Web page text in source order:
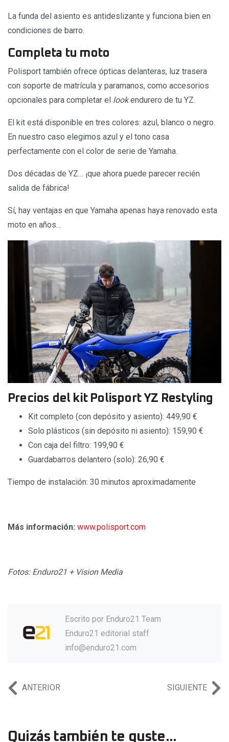
La funda del asiento es antideslizante y funciona bien en
condiciones de barro.
Completa tu moto
Polisport también ofrece ópticas delanteras, luz trasera
con soporte de matrícula y paramanos, como accesorios
opcionales para completar el lookendurero de tu YZ.
El kit está disponible en tres colores: azul, blanco o negro.
En nuestro caso elegimos azul y el tono casa
perfectamente con el color de serie de Yamaha.
Dos décadas de YZ… ¡que ahora puede parecer recién
salida de fábrica!
Sí, hay ventajas en que Yamaha apenas haya renovado esta
moto en años…
Precios del kit Polisport YZ Restyling
Kit completo (con depósito y asiento): 449,90 €
Solo plásticos (sin depósito ni asiento): 159,90 €
Con caja del filtro: 199,90 €
Guardabarros delantero (solo): 26,90 €
Tiempo de instalación: 30 minutos aproximadamente
Más información: www.polisport.com
Fotos: Enduro21 + Vision Media
Escrito por Enduro21 Team
Enduro21 editorial staff
info@enduro21.com
ANTERIOR SIGUIENTE
Quizás también te guste...